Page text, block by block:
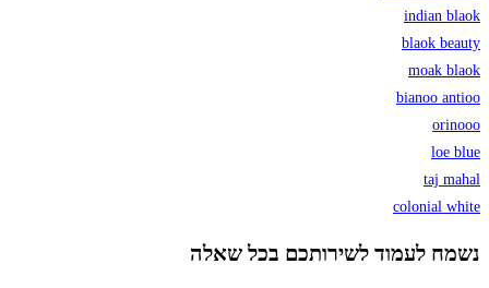
indian blaok
blaok beauty
moak blaok
bianoo antioo
orinooo
loe blue
taj mahal
colonial white
נשמח לעמוד לשירותכם בכל שאלה